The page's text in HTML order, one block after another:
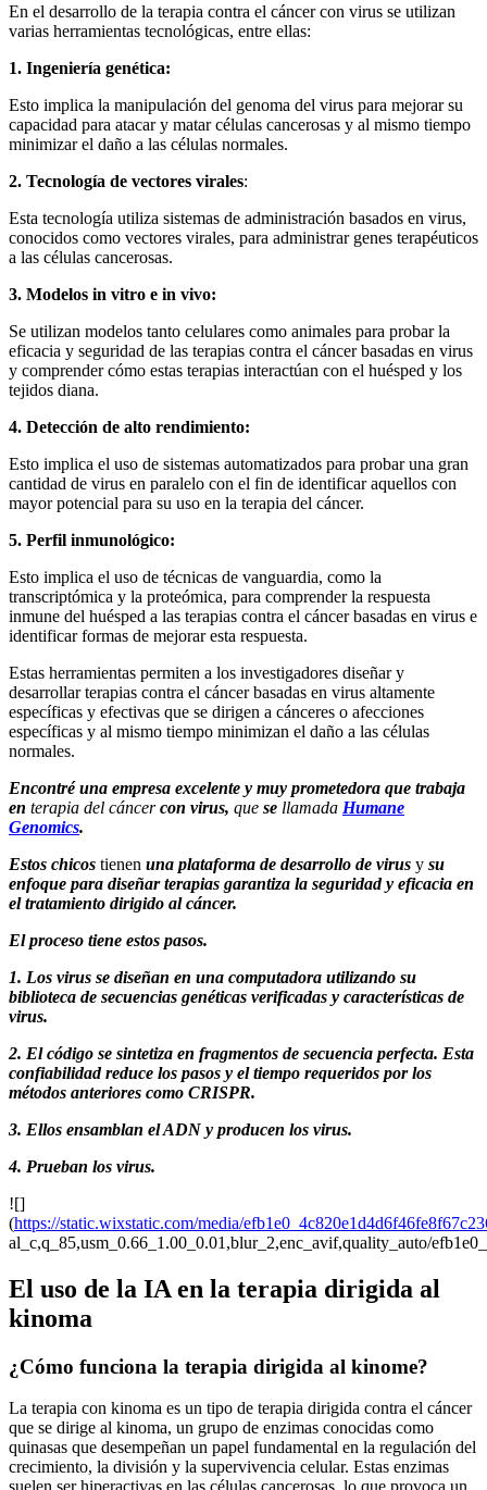
En el desarrollo de la terapia contra el cáncer con virus se utilizan
varias herramientas tecnológicas, entre ellas:
1. Ingeniería genética:
Esto implica la manipulación del genoma del virus para mejorar su
capacidad para atacar y matar células cancerosas y al mismo tiempo
minimizar el daño a las células normales.
2. Tecnología de vectores virales:
Esta tecnología utiliza sistemas de administración basados ​​en virus,
conocidos como vectores virales, para administrar genes terapéuticos
a las células cancerosas.
3. Modelos in vitro e in vivo:
Se utilizan modelos tanto celulares como animales para probar la
eficacia y seguridad de las terapias contra el cáncer basadas en virus
y comprender cómo estas terapias interactúan con el huésped y los
tejidos diana.
4. Detección de alto rendimiento:
Esto implica el uso de sistemas automatizados para probar una gran
cantidad de virus en paralelo con el fin de identificar aquellos con
mayor potencial para su uso en la terapia del cáncer.
5. Perfil inmunológico:
Esto implica el uso de técnicas de vanguardia, como la
transcriptómica y la proteómica, para comprender la respuesta
inmune del huésped a las terapias contra el cáncer basadas en virus e
identificar formas de mejorar esta respuesta.
Estas herramientas permiten a los investigadores diseñar y
desarrollar terapias contra el cáncer basadas en virus altamente
específicas y efectivas que se dirigen a cánceres o afecciones
específicas y al mismo tiempo minimizan el daño a las células
normales.
Encontré una empresa excelente y muy prometedora que trabaja
en terapia del cáncer con virus, que se llamada Humane
Genomics.
Estos chicos tienen una plataforma de desarrollo de virus y su
enfoque para diseñar terapias garantiza la seguridad y eficacia en
el tratamiento dirigido al cáncer.
El proceso tiene estos pasos.
1. Los virus se diseñan en una computadora utilizando su
biblioteca de secuencias genéticas verificadas y características de
virus.
2. El código se sintetiza en fragmentos de secuencia perfecta. Esta
confiabilidad reduce los pasos y el tiempo requeridos por los
métodos anteriores como CRISPR.
3. Ellos ensamblan el ADN y producen los virus.
4. Prueban los virus.
![]
(https://static.wixstatic.com/media/
al_c,q_85,usm_0.66_1.00_0.01,blur_2,enc_avif,quality_auto/
El uso de la IA en la terapia dirigida al
kinoma
¿Cómo funciona la terapia dirigida al kinome?
La terapia con kinoma es un tipo de terapia dirigida contra el cáncer
que se dirige al kinoma, un grupo de enzimas conocidas como
quinasas que desempeñan un papel fundamental en la regulación del
crecimiento, la división y la supervivencia celular. Estas enzimas